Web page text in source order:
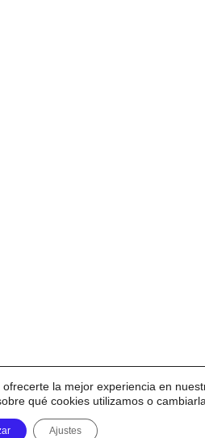
la mejor experiencia en
qué cookies utilizamos o
Ajustes